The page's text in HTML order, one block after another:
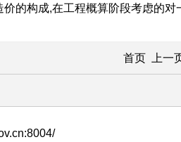
的构成,在工程概算阶段考虑的
首页 上一